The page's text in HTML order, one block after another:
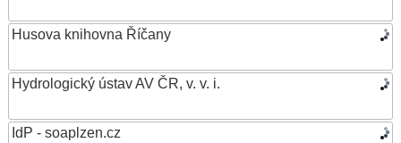
Husova knihovna Říčany
Hydrologický ústav AV ČR, v. v. i.
IdP - soaplzen.cz